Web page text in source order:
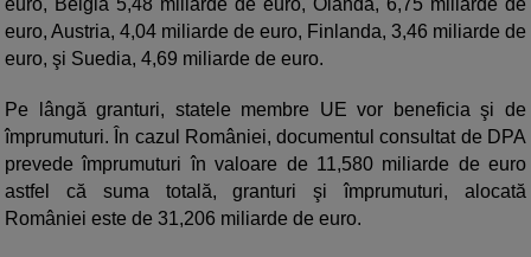
euro, Austria, 4,04 miliarde de euro, Finlanda, 3,46 miliarde de
euro, şi Suedia, 4,69 miliarde de euro.
Pe lângă granturi, statele membre UE vor beneficia şi de
împrumuturi. În cazul României, documentul consultat de DPA
prevede împrumuturi în valoare de 11,580 miliarde de euro
astfel că suma totală, granturi şi împrumuturi, alocată
României este de 31,206 miliarde de euro.